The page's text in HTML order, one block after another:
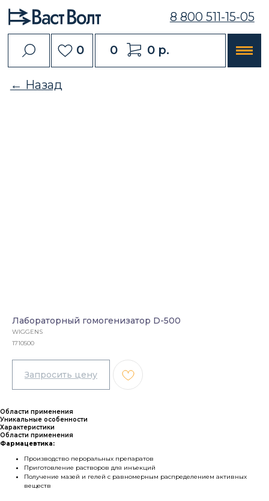
0
8 800 511-15-05
0 р.
0
← Назад
Лабораторный гомогенизатор D-500
WIGGENS
1710500
Области применения
Уникальные особенности
Характеристики
Области применения
Фармацевтика:
Производство пероральных препаратов
Приготовление растворов для инъекций
Получение мазей и гелей с равномерным распределением активных
веществ